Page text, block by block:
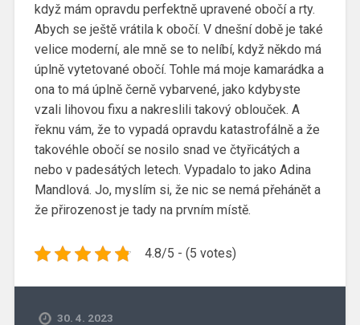
když mám opravdu perfektně upravené obočí a rty.
Abych se ještě vrátila k obočí. V dnešní době je také
velice moderní, ale mně se to nelíbí, když někdo má
úplně vytetované obočí. Tohle má moje kamarádka a
ona to má úplně černě vybarvené, jako kdybyste
vzali lihovou fixu a nakreslili takový oblouček. A
řeknu vám, že to vypadá opravdu katastrofálně a že
takovéhle obočí se nosilo snad ve čtyřicátých a
nebo v padesátých letech. Vypadalo to jako Adina
Mandlová. Jo, myslím si, že nic se nemá přehánět a
že přirozenost je tady na prvním místě.
4.8/5 - (5 votes)
30. 4. 2023